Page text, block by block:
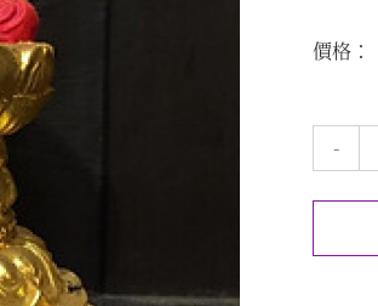
價格：
-